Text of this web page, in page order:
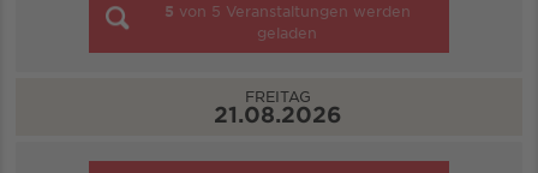
5 von 5 Veranstaltungen werden
geladen
FREITAG
21.08.2026